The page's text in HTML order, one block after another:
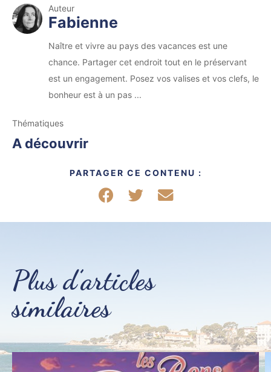
Auteur
Fabienne
Naître et vivre au pays des vacances est une
chance. Partager cet endroit tout en le préservant
est un engagement. Posez vos valises et vos clefs, le
bonheur est à un pas ...
Thématiques
A découvrir
PARTAGER CE CONTENU :
Partager sur Facebook
Partager sur Twitter
Partager par mail
Plus d’articles
similaires